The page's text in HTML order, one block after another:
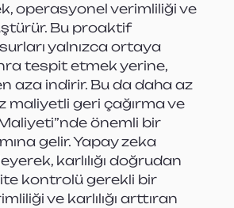
operasyonel verimliliği ve
Bu proaktif
yalnızca ortaya
tespit etmek yerine,
aza indirir. Bu da daha az
maliyetli geri çağırma ve
önemli bir
gelir. Yapay zeka
karlılığı doğrudan
kontrolü gerekli bir
ve karlılığı arttıran